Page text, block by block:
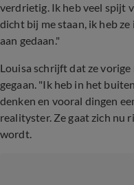
verdrietig. Ik heb veel spijt
dicht bij me staan, ik heb
aan gedaan."
Louisa schrijft dat ze
gegaan. "Ik heb in het
denken en vooral dingen
realityster. Ze gaat zich nu
wordt.